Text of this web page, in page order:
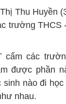
Thu Huyền
trường
cấm các
được phần
nào đi
nhau.